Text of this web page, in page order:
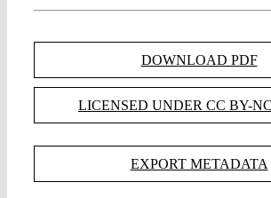
DOWNLOAD PDF
LICENSED UNDER CC BY-
EXPORT METADATA